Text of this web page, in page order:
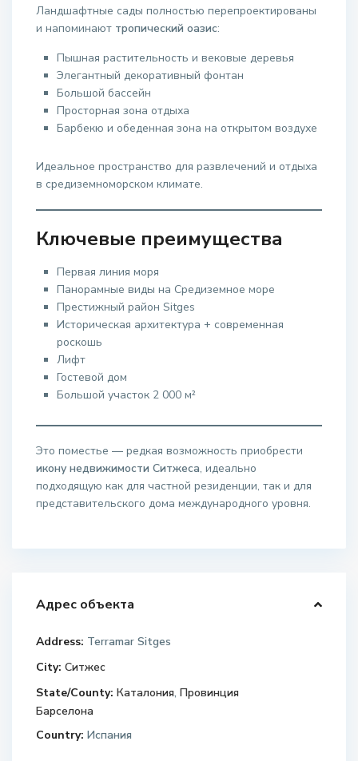
Ландшафтные сады полностью перепроектированы
и напоминают тропический оазис:
Пышная растительность и вековые деревья
Элегантный декоративный фонтан
Большой бассейн
Просторная зона отдыха
Барбекю и обеденная зона на открытом воздухе
Идеальное пространство для развлечений и отдыха
в средиземноморском климате.
Ключевые преимущества
Первая линия моря
Панорамные виды на Средиземное море
Престижный район Sitges
Историческая архитектура + современная
роскошь
Лифт
Гостевой дом
Большой участок 2 000 м²
Это поместье — редкая возможность приобрести
икону недвижимости Ситжеса, идеально
подходящую как для частной резиденции, так и для
представительского дома международного уровня.
Адрес объекта
Address: Terramar Sitges
City: Ситжес
State/County: Каталония,Провинция
Барселона
Country: Испания